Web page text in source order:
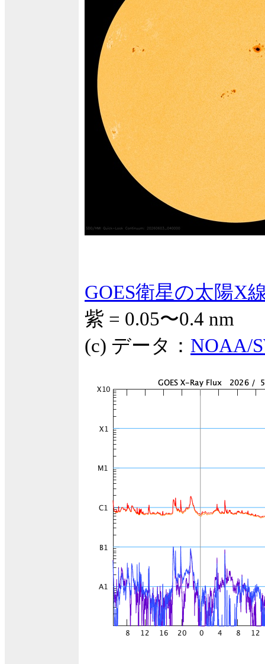
GOES衛星の太陽X
紫 = 0.05〜0.4 nm
(c) データ： NOAA/